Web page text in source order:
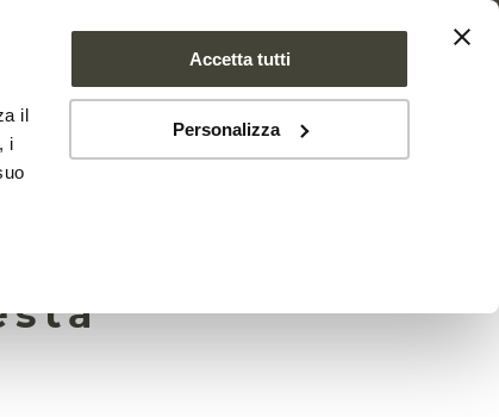
il
i
Accetta tutti
Personalizza
NEWS CONTATTI
la